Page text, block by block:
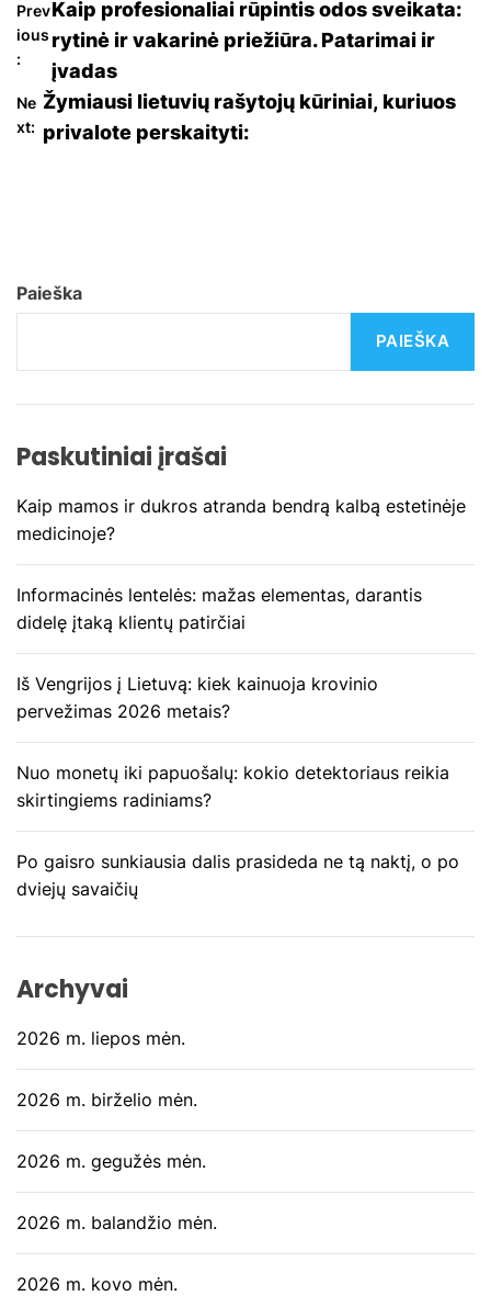
N
a
v
c
j
a
t
a
r
p
į
r
a
š
ų
Prev
ious
:
Kaip profesionaliai rūpintis odos sveikata:
rytinė ir vakarinė priežiūra. Patarimai ir
įvadas
Ne
xt:
Žymiausi lietuvių rašytojų kūriniai, kuriuos
privalote perskaityti:
Paieška
PAIEŠKA
Paskutiniai įrašai
Kaip mamos ir dukros atranda bendrą kalbą estetinėje
medicinoje?
Informacinės lentelės: mažas elementas, darantis
didelę įtaką klientų patirčiai
Iš Vengrijos į Lietuvą: kiek kainuoja krovinio
pervežimas 2026 metais?
Nuo monetų iki papuošalų: kokio detektoriaus reikia
skirtingiems radiniams?
Po gaisro sunkiausia dalis prasideda ne tą naktį, o po
dviejų savaičių
Archyvai
2026 m. liepos mėn.
2026 m. birželio mėn.
2026 m. gegužės mėn.
2026 m. balandžio mėn.
2026 m. kovo mėn.